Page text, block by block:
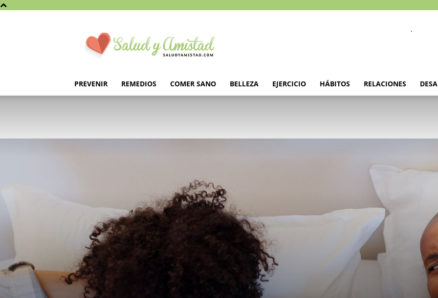
.
PREVENIR REMEDIOS COMER SANO BELLEZA EJERCICIO HÁBITOS RELACIONES